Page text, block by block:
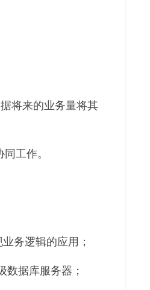
将来的业务量将其
工作。
务逻辑的应用；
据库服务器；